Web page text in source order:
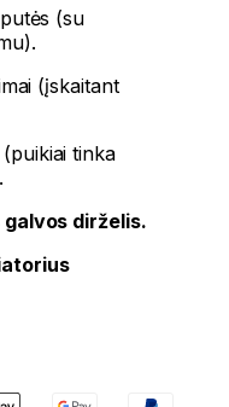
(su
(įskaitant
tinka
dirželis.